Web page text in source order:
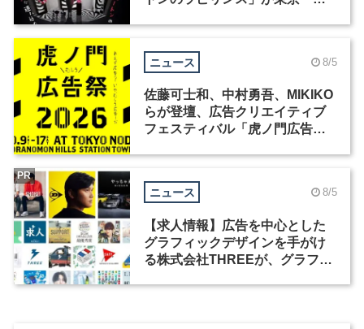
ニュース 8/5
佐藤可士和、中村勇吾、MIKIKO
らが登壇、広告クリエイティブ
フェスティバル「虎ノ門広告
ニュース 8/5
【求人情報】広告を中心とした
グラフィックデザインを手がけ
る株式会社THREEが、グラフィ
PR